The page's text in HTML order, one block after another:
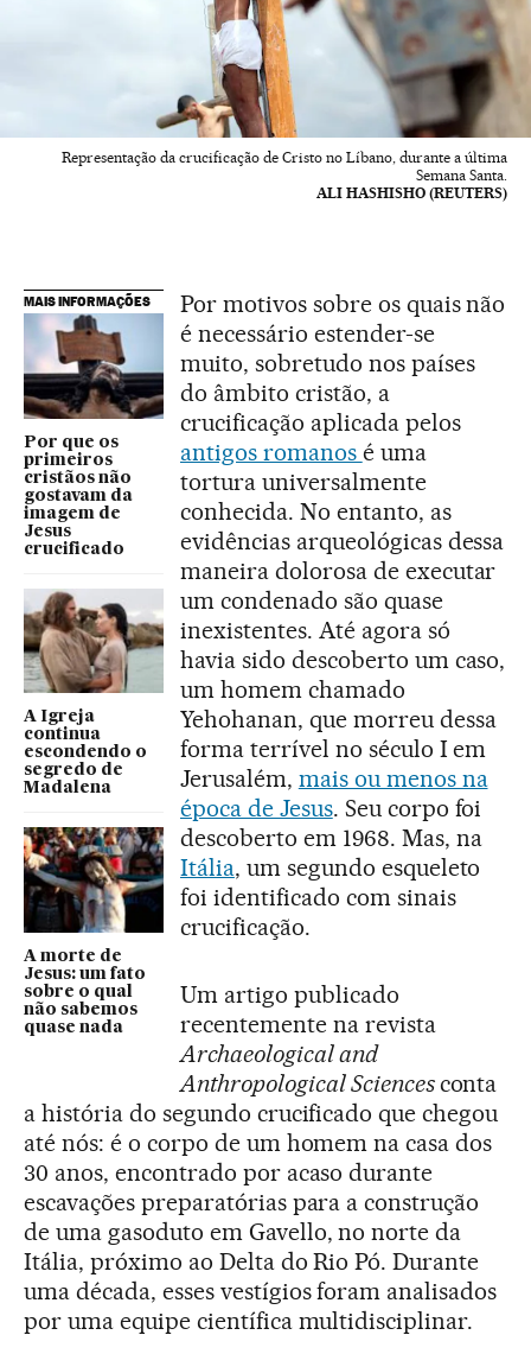
Representação da crucificação de Cristo no Líbano, durante a última
Semana Santa.
ALI HASHISHO (REUTERS)
MAIS INFORMAÇÕES
Por que os
primeiros
cristãos não
gostavam da
imagem de
Jesus
crucificado
A Igreja
continua
escondendo o
segredo de
Madalena
A morte de
Jesus: um fato
sobre o qual
não sabemos
quase nada
Por motivos sobre os quais não
é necessário estender-se
muito, sobretudo nos países
do âmbito cristão, a
crucificação aplicada pelos
antigos romanos é uma
tortura universalmente
conhecida. No entanto, as
evidências arqueológicas dessa
maneira dolorosa de executar
um condenado são quase
inexistentes. Até agora só
havia sido descoberto um caso,
um homem chamado
Yehohanan, que morreu dessa
forma terrível no século I em
Jerusalém, mais ou menos na
época de Jesus. Seu corpo foi
descoberto em 1968. Mas, na
Itália, um segundo esqueleto
foi identificado com sinais
crucificação.
Um artigo publicado
recentemente na revista
Archaeological and
Anthropological Sciencesconta
a história do segundo crucificado que chegou
até nós: é o corpo de um homem na casa dos
30 anos, encontrado por acaso durante
escavações preparatórias para a construção
de uma gasoduto em Gavello, no norte da
Itália, próximo ao Delta do Rio Pó. Durante
uma década, esses vestígios foram analisados
por uma equipe científica multidisciplinar.